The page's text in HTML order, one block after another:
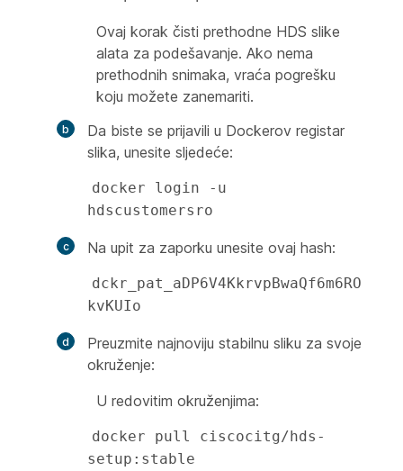
Ovaj korak čisti prethodne HDS slike
alata za podešavanje. Ako nema
prethodnih snimaka, vraća pogrešku
koju možete zanemariti.
Da biste se prijavili u Dockerov registar
slika, unesite sljedeće:
docker login -u
hdscustomersro
Na upit za zaporku unesite ovaj hash:
dckr_pat_aDP6V4KkrvpBwaQf6m6RO
kvKUIo
Preuzmite najnoviju stabilnu sliku za svoje
okruženje:
U redovitim okruženjima:
docker pull ciscocitg/hds-
setup:stable